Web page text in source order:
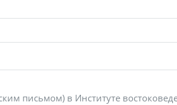
письмом) в Институте